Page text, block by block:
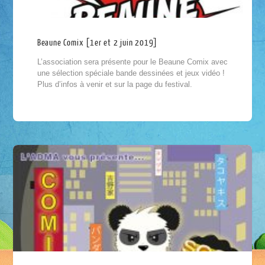
Beaune Comix [1er et 2 juin 2019]
L’association sera présente pour le Beaune Comix avec
une sélection spéciale bande dessinées et jeux vidéo !
Plus d’infos à venir et sur la page du festival.